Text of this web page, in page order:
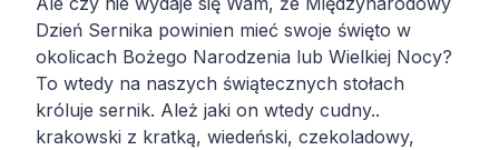
Dzień Sernika powinien mieć swoje święto w
okolicach Bożego Narodzenia lub Wielkiej Nocy?
To wtedy na naszych świątecznych stołach
króluje sernik. Ależ jaki on wtedy cudny..
krakowski z kratką, wiedeński, czekoladowy,